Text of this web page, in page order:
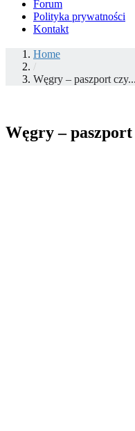
Forum
Polityka prywatności
Kontakt
Home
/
Węgry – paszport czy...
Węgry –